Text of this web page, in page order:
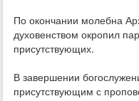
По окончании молебна
духовенством окропил
присутствующих.
В завершении
присутствующим с